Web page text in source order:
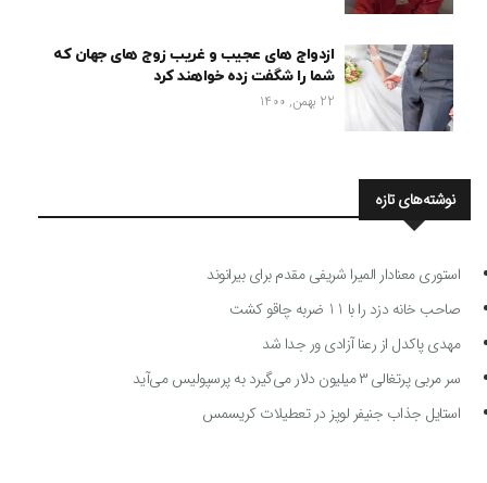
ازدواج های عجیب و غریب زوج های جهان که
شما را شگفت زده خواهند کرد
22 بهمن, 1400
نوشته‌های تازه
استوری معنادار المیرا شریفی مقدم برای بیرانوند
صاحب خانه دزد را با 11 ضربه چاقو کشت
مهدی پاکدل از رعنا آزادی ور جدا شد
سر مربی پرتغالی ۳ میلیون دلار می‌گیرد به پرسپولیس می‌آید
استایل جذاب جنیفر لوپز در تعطیلات کریسمس